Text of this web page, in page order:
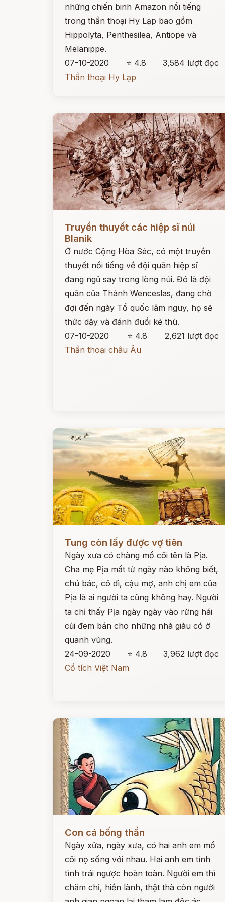
những chiến binh Amazon nổi tiếng
trong thần thoại Hy Lạp bao gồm
Hippolyta, Penthesilea, Antiope và
Melanippe.
07-10-2020
⭐ 4.8
3,584 lượt đọc
Thần thoại Hy Lạp
Đọc ngay
Truyền thuyết các hiệp sĩ núi
Blanik
Ở nước Cộng Hòa Séc, có một truyền
thuyết nổi tiếng về đội quân hiệp sĩ
đang ngủ say trong lòng núi. Đó là đội
quân của Thánh Wenceslas, đang chờ
đợi đến ngày Tổ quốc lâm nguy, họ sẽ
thức dậy và đánh đuổi kẻ thù.
07-10-2020
⭐ 4.8
2,621 lượt đọc
Thần thoại châu Âu
Tung còn lấy được vợ tiên
Ngày xưa có chàng mồ côi tên là Pịa.
Cha mẹ Pịa mất từ ngày nào không biết,
chú bác, cô dì, cậu mợ, anh chị em của
Pịa là ai người ta cũng không hay. Người
ta chỉ thấy Pịa ngày ngày vào rừng hái
củi đem bán cho những nhà giàu có ở
quanh vùng.
24-09-2020
⭐ 4.8
3,962 lượt đọc
Cổ tích Việt Nam
Con cá bống thần
Ngày xửa, ngày xưa, có hai anh em mồ
côi nọ sống với nhau. Hai anh em tính
tình trái ngược hoàn toàn. Người em thì
chăm chỉ, hiền lành, thật thà còn người